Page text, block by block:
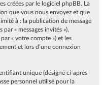
créées par le logiciel phpBB. La
que vous nous envoyez et que
à : la publication de message
« messages invités »),
« votre compte ») et les
et lors d’une connexion
unique (désigné ci-après
personnel utilisé pour la